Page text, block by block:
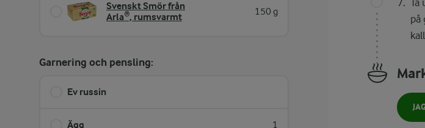
Svenskt Smör från
Arla®, rumsvarmt
150 g
Garnering och pensling:
Ev russin
Ägg 1
Ta
på